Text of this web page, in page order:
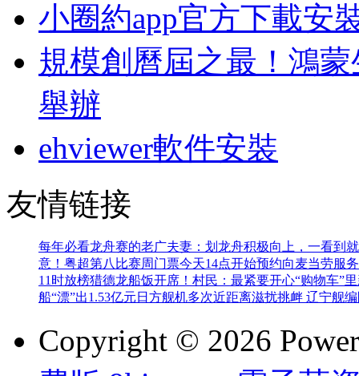
小圈約app官方下載安
規模創曆屆之最！鴻
舉辦
ehviewer軟件安裝
友情链接
每年必看龙舟赛的老广夫妻：划龙舟积极向上，一看到
意！粤超第八比赛周门票今天14点开始预约向麦当劳服
11时放榜猎德龙船饭开席！村民：最紧要开心“购物车”
船“漂”出1.53亿元 日方舰机多次近距离滋扰挑衅 辽宁舰
Copyright © 2026